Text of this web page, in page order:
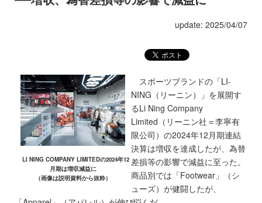
update: 2025/04/07
LI NING COMPANY LIMITEDの2024年12
月期は増収減益に
（画像は説明資料から抜粋）
スポーツブランドの「LI-
NING（リーニン）」を展開す
るLi Ning Company
Limited（リーニン社＝李寧有
限公司）の2024年12月期連結
決算は増収を達成したが、為替
差損等の影響で減益に至った。
商品別では「Footwear」（シ
ューズ）が健闘したが、